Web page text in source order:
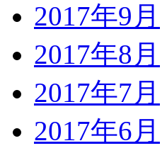
2017年9月
2017年8月
2017年7月
2017年6月